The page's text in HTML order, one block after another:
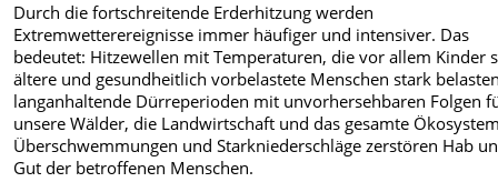
Durch die fortschreitende Erderhitzung werden
Extremwetterereignisse immer häufiger und intensiver. Das
bedeutet: Hitzewellen mit Temperaturen, die vor allem Kinder
ältere und gesundheitlich vorbelastete Menschen stark
langanhaltende Dürreperioden mit unvorhersehbaren Folgen
unsere Wälder, die Landwirtschaft und das gesamte
Überschwemmungen und Starkniederschläge zerstören Hab
Gut der betroffenen Menschen.